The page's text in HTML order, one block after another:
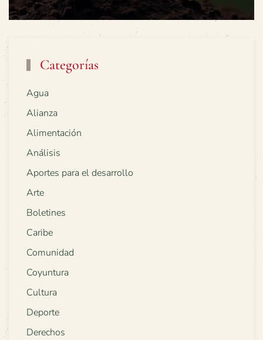
Categorías
Agua
Alianza
Alimentación
Análisis
Aportes para el desarrollo
Arte
Boletines
Caribe
Comunidad
Coyuntura
Cultura
Deporte
Derechos